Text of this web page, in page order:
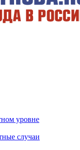
уровне
случаи